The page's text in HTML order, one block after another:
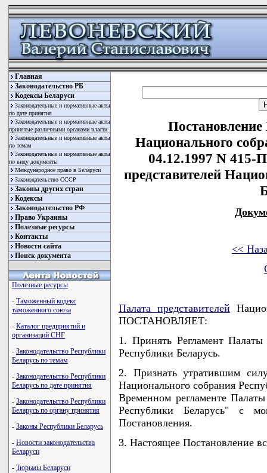
Главная
Законодательство РБ
Кодексы Беларуси
Законодательные и нормативные акты
по дате принятия
Законодательные и нормативные акты
принятые различными органами власти
Законодательные и нормативные акты
по темам
Законодательные и нормативные акты
по виду документы
Международное право в Беларуси
Законодательство СССР
Законы других стран
Кодексы
Законодательство РФ
Право Украины
Полезные ресурсы
Контакты
Новости сайта
Поиск документа
Полезные ресурсы
- Таможенный кодекс
таможенного союза
- Каталог предприятий и
организаций СНГ
- Законодательство Республики
Беларусь по темам
- Законодательство Республики
Беларусь по дате принятия
- Законодательство Республики
Беларусь по органу принятия
- Законы Республики Беларусь
- Новости законодательства
Беларуси
- Тюрьмы Беларуси
Национального
04.12.1997 N
представителей
<<
Палата представителей
ПОСТАНОВЛЯЕТ:
1. Принять Регламент Палаты
Республики Беларусь.
2. Признать утратившим
Национального собрания
Временном регламенте
Республики Беларусь" с
Постановления.
3. Настоящее Постановление